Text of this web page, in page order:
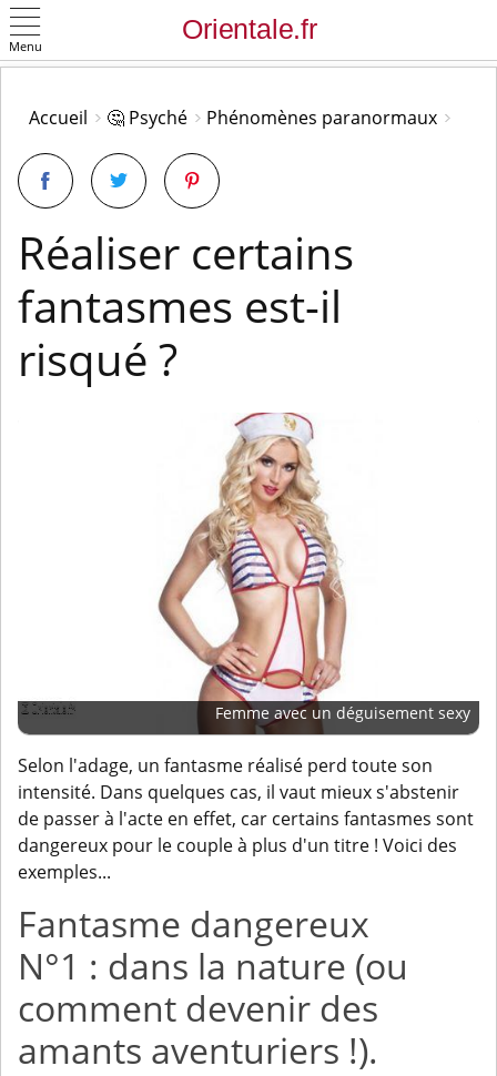
Menu
Accueil 🤔 Psyché Phénomènes paranormaux
Réaliser certains
fantasmes est-il
risqué ?
Femme avec un déguisement sexy
Selon l'adage, un fantasme réalisé perd toute son
intensité. Dans quelques cas, il vaut mieux s'abstenir
de passer à l'acte en effet, car certains fantasmes sont
dangereux pour le couple à plus d'un titre ! Voici des
exemples...
Fantasme dangereux
N°1 : dans la nature (ou
comment devenir des
amants aventuriers !).